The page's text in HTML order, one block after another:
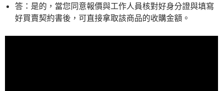
答：是的，當您同意報價與工作人員核對好身分證與填寫
好買賣契約書後，可直接拿取該商品的收購金額。